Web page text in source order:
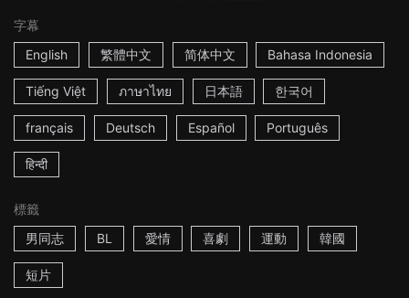
字幕
English
繁體中文 简体中文 Bahasa Indonesia
Tiếng Việt ภาษาไทย 日本語 한국어
français Deutsch Español Português
हिन्दी
標籤
男同志
BL 愛情 喜劇 運動 韓國
短片